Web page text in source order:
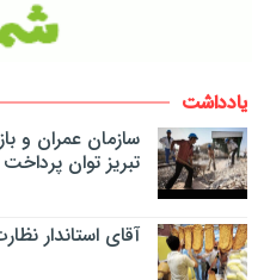
یادداشت
سازمان عمران و
تبریز توان
آقای استاندار